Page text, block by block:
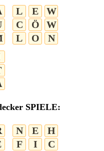
L E
W
C
Ö
W
L
O
N
SPIELE:
N E
H
F
I
C